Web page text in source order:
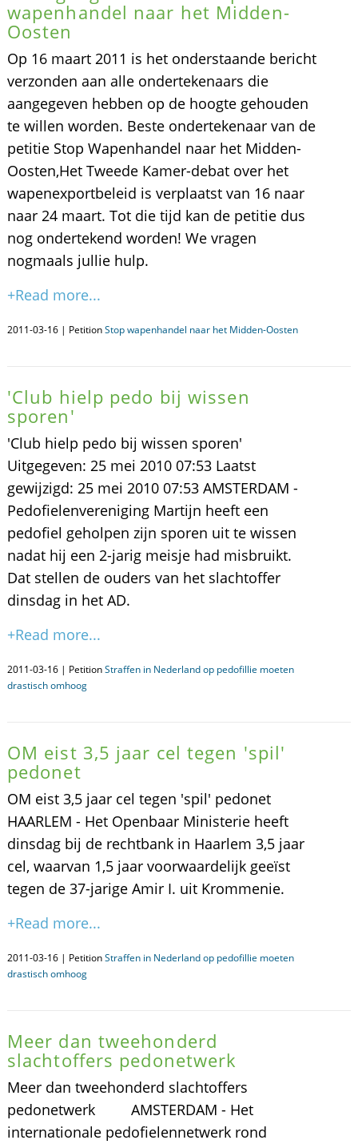
wapenhandel naar het Midden-
Oosten
Op 16 maart 2011 is het onderstaande bericht
verzonden aan alle ondertekenaars die
aangegeven hebben op de hoogte gehouden
te willen worden. Beste ondertekenaar van de
petitie Stop Wapenhandel naar het Midden-
Oosten,Het Tweede Kamer-debat over het
wapenexportbeleid is verplaatst van 16 naar
naar 24 maart. Tot die tijd kan de petitie dus
nog ondertekend worden! We vragen
nogmaals jullie hulp.
+Read more...
2011-03-16 | PetitionStop wapenhandel naar het Midden-Oosten
'Club hielp pedo bij wissen
sporen'
'Club hielp pedo bij wissen sporen'
Uitgegeven: 25 mei 2010 07:53 Laatst
gewijzigd: 25 mei 2010 07:53 AMSTERDAM -
Pedofielenvereniging Martijn heeft een
pedofiel geholpen zijn sporen uit te wissen
nadat hij een 2-jarig meisje had misbruikt.
Dat stellen de ouders van het slachtoffer
dinsdag in het AD.
+Read more...
2011-03-16 | PetitionStraffen in Nederland op pedofillie moeten
drastisch omhoog
OM eist 3,5 jaar cel tegen 'spil'
pedonet
OM eist 3,5 jaar cel tegen 'spil' pedonet
HAARLEM - Het Openbaar Ministerie heeft
dinsdag bij de rechtbank in Haarlem 3,5 jaar
cel, waarvan 1,5 jaar voorwaardelijk geeïst
tegen de 37-jarige Amir I. uit Krommenie.
+Read more...
2011-03-16 | PetitionStraffen in Nederland op pedofillie moeten
drastisch omhoog
Meer dan tweehonderd
slachtoffers pedonetwerk
Meer dan tweehonderd slachtoffers
pedonetwerk AMSTERDAM - Het
internationale pedofielennetwerk rond